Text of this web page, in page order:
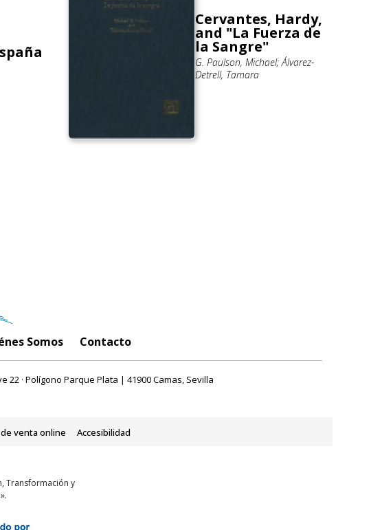
Cervantes, Hardy,
and "La Fuerza de
la Sangre"
G. Paulson, Michael; Álvarez-
Detrell, Tamara
Somos Contacto
22 · Polígono Parque Plata | 41900 Camas, Sevilla
venta online Accesibilidad
Transformación y